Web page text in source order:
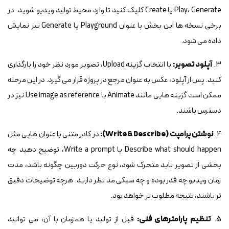
Play، Generate یا Create کلیک کنید تا وارد محیط تولید ویدیو شوید. در
برخی نسخه ها این بخش با عنوان Playground یا Generate نیز نمایش
داده می شود.
3. آپلود تصویر:
با انتخاب گزینه Upload، تصویر مورد نظر خود را بارگذاری
کنید. پس از آپلود، عکس به عنوان مرجع در پروژه قرار می گیرد. در این مرحله
ممکن است گزینه هایی مانند Animate یا Use image as reference نیز در
دسترس باشند.
4. نوشتن پرامپت (Write & Describe):
در کادر متنی با عنوان هایی مثل
Describe what should happen یا Write a prompt، توضیح دهید چه
بخشی از تصویر باید متحرک شود، نوع حرکت دوربین چگونه باشد، مدت
زمان ویدیو چه قدر بوده و چه سبکی مد نظر دارید. هرچه توضیحات دقیق
تر باشند، نتیجه مطلوب تر خواهد بود.
5. تنظیم پارامترهای فنی: قبل از تولید یا همزمان با آن، می توانید